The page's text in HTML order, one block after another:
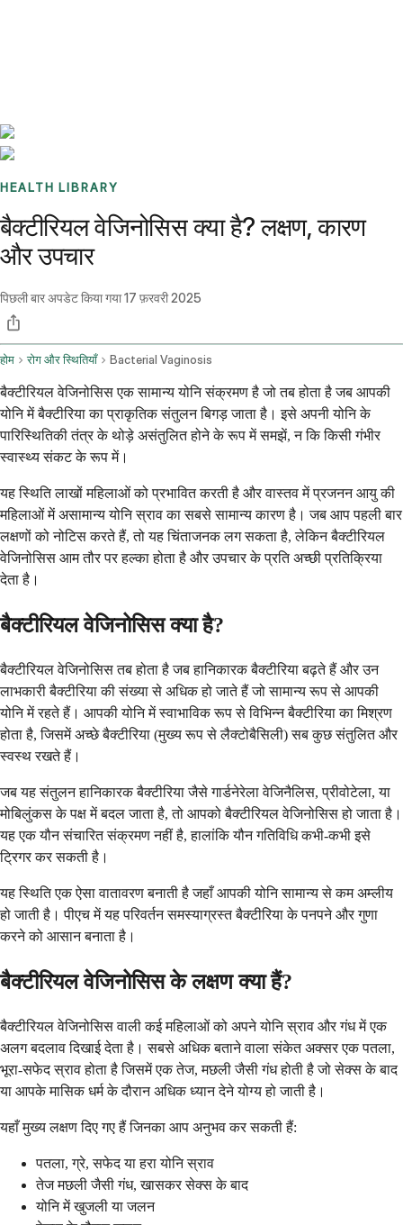
HEALTH LIBRARY
बैक्टीरियल वेजिनोसिस क्या है? लक्षण, कारण
और उपचार
पिछली बार अपडेट किया गया17 फ़रवरी 2025
होम रोग और स्थितियाँ Bacterial Vaginosis
बैक्टीरियल वेजिनोसिस एक सामान्य योनि संक्रमण है जो तब होता है जब आपकी
योनि में बैक्टीरिया का प्राकृतिक संतुलन बिगड़ जाता है। इसे अपनी योनि के
पारिस्थितिकी तंत्र के थोड़े असंतुलित होने के रूप में समझें, न कि किसी गंभीर
स्वास्थ्य संकट के रूप में।
यह स्थिति लाखों महिलाओं को प्रभावित करती है और वास्तव में प्रजनन आयु की
महिलाओं में असामान्य योनि स्राव का सबसे सामान्य कारण है। जब आप पहली बार
लक्षणों को नोटिस करते हैं, तो यह चिंताजनक लग सकता है, लेकिन बैक्टीरियल
वेजिनोसिस आम तौर पर हल्का होता है और उपचार के प्रति अच्छी प्रतिक्रिया
देता है।
बैक्टीरियल वेजिनोसिस क्या है?
बैक्टीरियल वेजिनोसिस तब होता है जब हानिकारक बैक्टीरिया बढ़ते हैं और उन
लाभकारी बैक्टीरिया की संख्या से अधिक हो जाते हैं जो सामान्य रूप से आपकी
योनि में रहते हैं। आपकी योनि में स्वाभाविक रूप से विभिन्न बैक्टीरिया का मिश्रण
होता है, जिसमें अच्छे बैक्टीरिया (मुख्य रूप से लैक्टोबैसिली) सब कुछ संतुलित और
स्वस्थ रखते हैं।
जब यह संतुलन हानिकारक बैक्टीरिया जैसे गार्डनेरेला वेजिनैलिस, प्रीवोटेला, या
मोबिलुंकस के पक्ष में बदल जाता है, तो आपको बैक्टीरियल वेजिनोसिस हो जाता है।
यह एक यौन संचारित संक्रमण नहीं है, हालांकि यौन गतिविधि कभी-कभी इसे
ट्रिगर कर सकती है।
यह स्थिति एक ऐसा वातावरण बनाती है जहाँ आपकी योनि सामान्य से कम अम्लीय
हो जाती है। पीएच में यह परिवर्तन समस्याग्रस्त बैक्टीरिया के पनपने और गुणा
करने को आसान बनाता है।
बैक्टीरियल वेजिनोसिस के लक्षण क्या हैं?
बैक्टीरियल वेजिनोसिस वाली कई महिलाओं को अपने योनि स्राव और गंध में एक
अलग बदलाव दिखाई देता है। सबसे अधिक बताने वाला संकेत अक्सर एक पतला,
भूरा-सफेद स्राव होता है जिसमें एक तेज, मछली जैसी गंध होती है जो सेक्स के बाद
या आपके मासिक धर्म के दौरान अधिक ध्यान देने योग्य हो जाती है।
यहाँ मुख्य लक्षण दिए गए हैं जिनका आप अनुभव कर सकती हैं:
पतला, ग्रे, सफेद या हरा योनि स्राव
तेज मछली जैसी गंध, खासकर सेक्स के बाद
योनि में खुजली या जलन